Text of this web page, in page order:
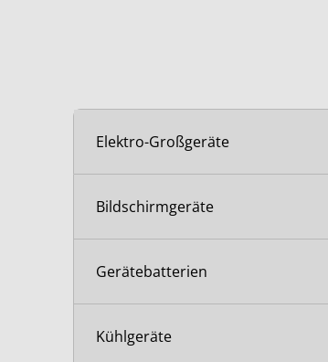
Elektro-Großgeräte
Bildschirmgeräte
Gerätebatterien
Kühlgeräte